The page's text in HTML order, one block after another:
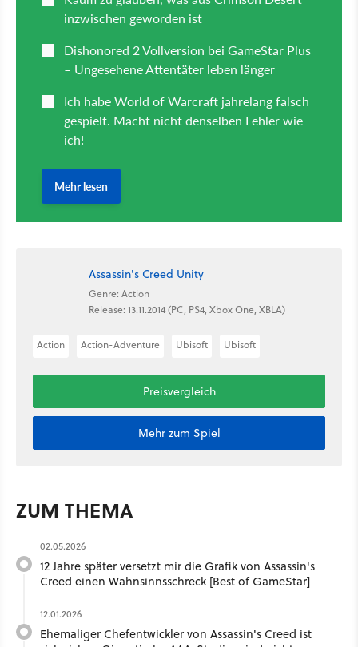
Assassin's Creed Unity
Genre: Action
Release: 13.11.2014 (PC, PS4, Xbox One, XBLA)
Action Action-Adventure Ubisoft Ubisoft
Preisvergleich
Mehr zum Spiel
ZUM THEMA
02.05.2026
12 Jahre später versetzt mir die Grafik von Assassin's
Creed einen Wahnsinnsschreck [Best of GameStar]
12.01.2026
Ehemaliger Chefentwickler von Assassin's Creed ist